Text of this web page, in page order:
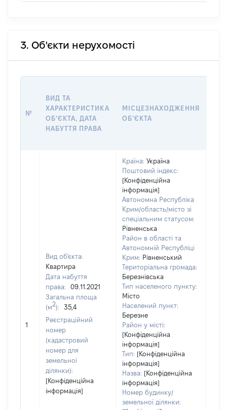
3. Об'єкти нерухомості
№
ВИД ТА
ХАРАКТЕРИСТИКА
ОБʼЄКТА, ДАТА
НАБУТТЯ ПРАВА
МІСЦЕЗНАХОДЖЕННЯ
ОБʼЄКТА
1
Вид об'єкта:
Квартира
Дата набуття
права:
09.11.2021
Загальна площа
(м2):
35,4
Реєстраційний
номер
(кадастровий
номер для
земельної
ділянки):
[Конфіденційна
інформація]
Країна: Україна
Поштовий індекс:
[Конфіденційна
інформація]
Автономна Республіка
Крим/область/місто зі
спеціальним статусом:
Рівненська
Район в області та
Автономній Республіці
Крим: Рівненський
Територіальна громада:
Березнівська
Тип населеного пункту:
Місто
Населений пункт:
Березне
Район у місті:
[Конфіденційна
інформація]
Тип: [Конфіденційна
інформація]
Назва: [Конфіденційна
інформація]
Номер будинку/
земельної ділянки: